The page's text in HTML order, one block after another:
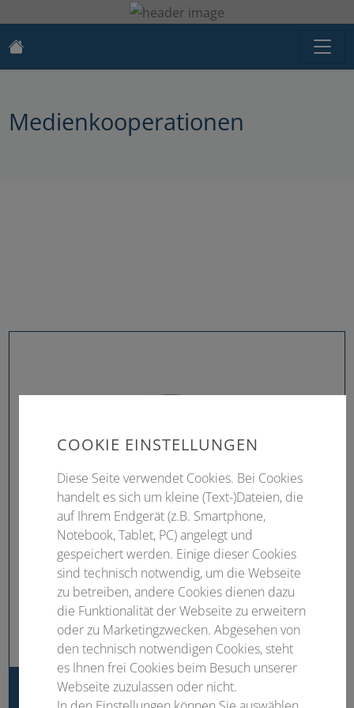
Medienkooperationen
COOKIE EINSTELLUNGEN
Diese Seite verwendet Cookies. Bei Cookies
handelt es sich um kleine (Text-)Dateien, die
auf Ihrem Endgerät (z.B. Smartphone,
Notebook, Tablet, PC) angelegt und
gespeichert werden. Einige dieser Cookies
sind technisch notwendig, um die Webseite
zu betreiben, andere Cookies dienen dazu
die Funktionalität der Webseite zu erweitern
oder zu Marketingzwecken. Abgesehen von
den technisch notwendigen Cookies, steht
es Ihnen frei Cookies beim Besuch unserer
Webseite zuzulassen oder nicht.